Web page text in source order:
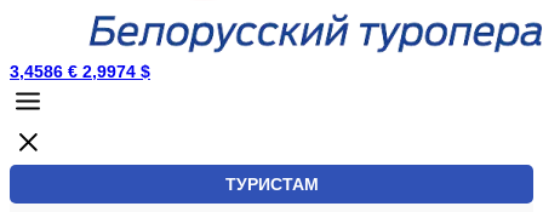
3,4586 € 2,9974 $
ТУРИСТАМ